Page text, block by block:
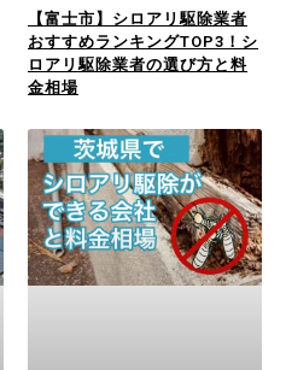
【富士市】シロアリ駆除業者
おすすめランキングTOP3！シ
ロアリ駆除業者の選び方と料
金相場